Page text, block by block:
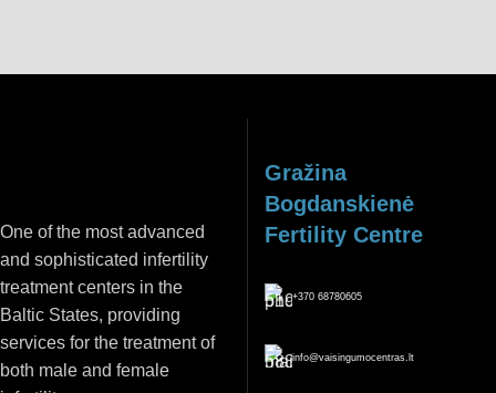
One of the most advanced
and sophisticated infertility
treatment centers in the
Baltic States, providing
services for the treatment of
both male and female
Gražina
Bogdanskienė
Fertility Centre
+370 68780605
info@vaisingumocentras.lt